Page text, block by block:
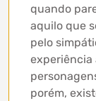
quando
aquilo que
pelo
experiência
porém,